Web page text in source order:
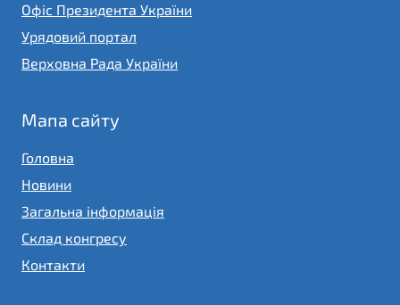
Офіс Президента України
Урядовий портал
Верховна Рада України
Мапа сайту
Головна
Новини
Загальна інформація
Склад конгресу
Контакти